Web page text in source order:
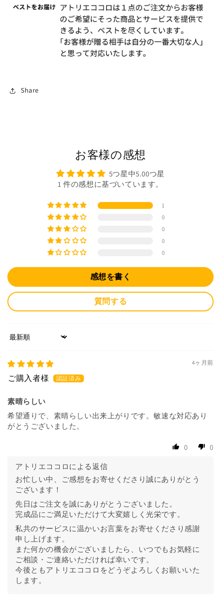
Share
お客様の感想
5つ星中5.00つ星
1 件の感想に基づいています。
1
0
0
0
0
感想を書く
質問する
Sort by
4ヶ月前
素晴らしい
希望通りで、素晴らしい出来上がりです。敏速な対応あり
がとうございました。
0 0
アトリエココロによる返信
お忙しい中、ご感想をお寄せくださり誠にありがとう
ございます！
先日はご注文を誠にありがとうございました。
完成品にご満足いただけて大変嬉しく光栄です。
私共のサービスに温かいお言葉をお寄せくださり感謝
申し上げます。
また何かの機会がございましたら、いつでもお気軽に
ご相談・ご連絡いただければ幸いです。
今後ともアトリエココロをどうぞよろしくお願いいた
します。